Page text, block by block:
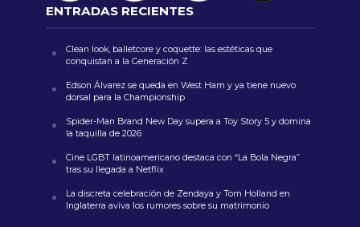
ENTRADAS RECIENTES
Clean look, balletcore y coquette: las estéticas que
conquistan a la Generación Z
Edson Álvarez se queda en West Ham y ya tiene nuevo
dorsal para la Championship
Spider-Man Brand New Day supera a Toy Story 5 y domina
la taquilla de 2026
Cine LGBT latinoamericano destaca con “La Bola Negra”
tras su llegada a Netflix
La discreta celebración de Zendaya y Tom Holland en
Inglaterra aviva los rumores sobre su matrimonio